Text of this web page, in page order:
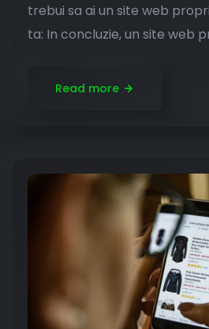
trebui sa ai un site web
ta: In concluzie, un site web
Read more